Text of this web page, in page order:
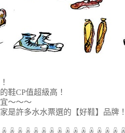
鞋CP值超級高！
～～～
是許多水水票選的【好鞋】品牌